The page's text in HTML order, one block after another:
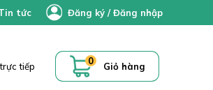
tức Đăng ký /Đăng nhập
tiếp 0 Giỏ hàng